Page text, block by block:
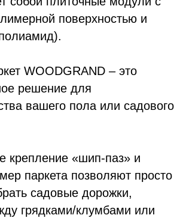
поверхностью и
WOODGRAND – это
решение для
вашего пола или садового
крепление «шип-паз» и
паркета позволяют просто
садовые дорожки,
грядками/клумбами или